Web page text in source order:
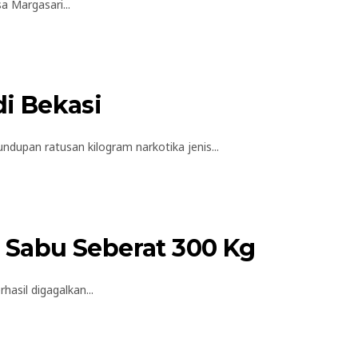
Margasari...
Bekasi
ratusan kilogram narkotika jenis...
Seberat 300 Kg
digagalkan...